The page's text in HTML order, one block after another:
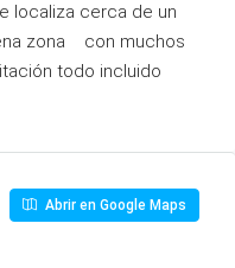
localiza cerca de un
zona con muchos
todo incluido
Abrir en Google Maps